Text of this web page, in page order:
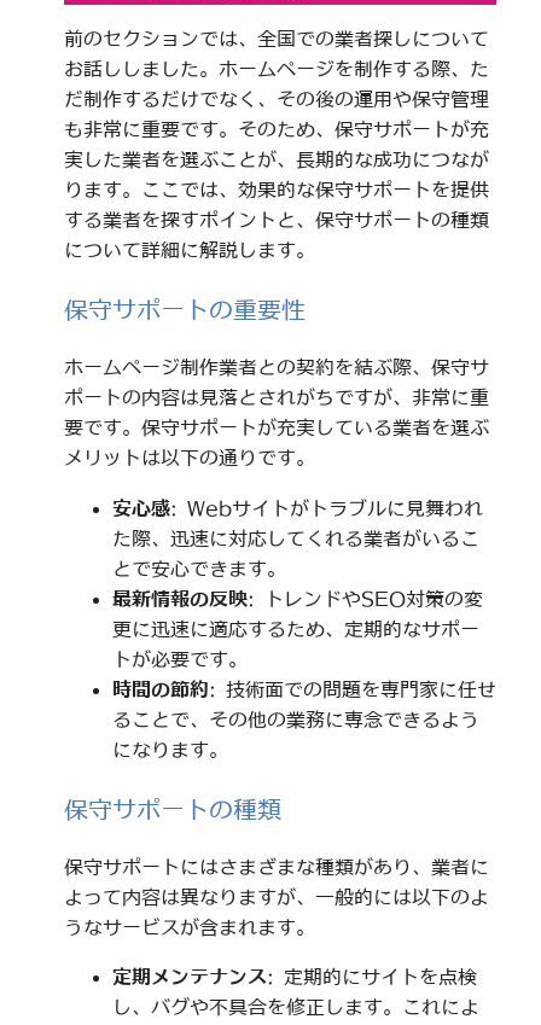
前のセクションでは、全国での業者探しについて
お話ししました。ホームページを制作する際、た
だ制作するだけでなく、その後の運用や保守管理
も非常に重要です。そのため、保守サポートが充
実した業者を選ぶことが、長期的な成功につなが
ります。ここでは、効果的な保守サポートを提供
する業者を探すポイントと、保守サポートの種類
について詳細に解説します。
保守サポートの重要性
ホームページ制作業者との契約を結ぶ際、保守サ
ポートの内容は見落とされがちですが、非常に重
要です。保守サポートが充実している業者を選ぶ
メリットは以下の通りです。
安心感: Webサイトがトラブルに見舞われ
た際、迅速に対応してくれる業者がいるこ
とで安心できます。
最新情報の反映: トレンドやSEO対策の変
更に迅速に適応するため、定期的なサポー
トが必要です。
時間の節約: 技術面での問題を専門家に任せ
ることで、その他の業務に専念できるよう
になります。
保守サポートの種類
保守サポートにはさまざまな種類があり、業者に
よって内容は異なりますが、一般的には以下のよ
うなサービスが含まれます。
定期メンテナンス: 定期的にサイトを点検
し、バグや不具合を修正します。これによ